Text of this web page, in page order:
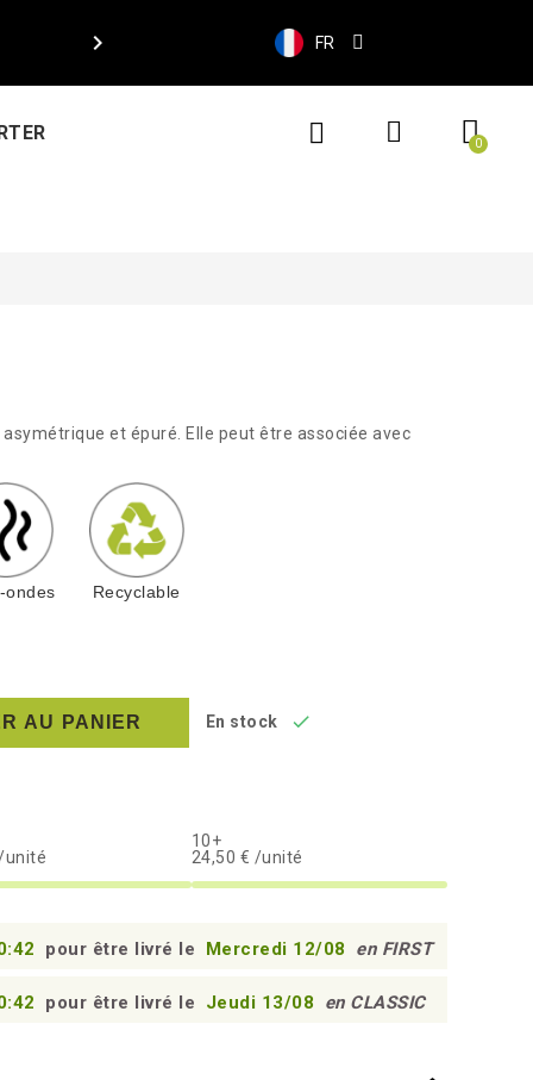
 FR
et épuré. Elle peut être associée avec
ondes Recyclable
AU PANIER En stock 
unité
10+
24,50 € /unité
pour être livré le Mercredi 12/08 en FIRST
pour être livré le Jeudi 13/08 en CLASSIC